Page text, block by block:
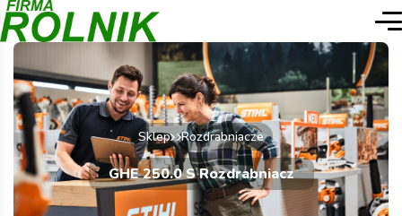
Sklep Rozdrabniacze
GHE 250.0 S Rozdrabniacz